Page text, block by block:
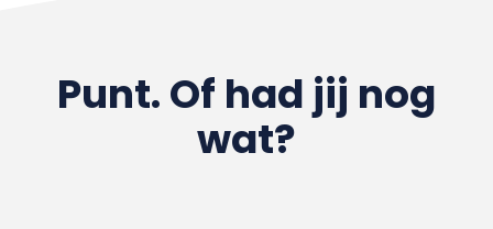
Punt. Of had jij nog
wat?